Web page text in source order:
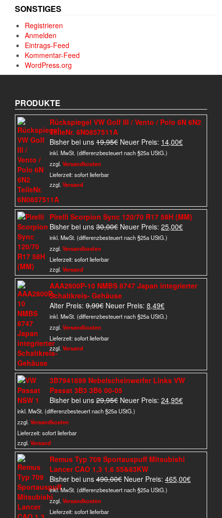
SONSTIGES
Registrieren
Anmelden
Eintrags-Feed
Kommentar-Feed
WordPress.org
PRODUKTE
Rückspiegel VW Golf III / Vento / Polo 6N 6N2
TeileNr. 6N0857511A
Bisher bei uns 19,95€ Ursprünglicher
Preis
Neuer Preis: 14,00€Aktueller
inkl. MwSt. (differenzbesteuert nach §25a UStG.)
zzgl. Versandkosten
Lieferzeit:sofort lieferbar
zzgl. Versand
Pirelli Scorpion Sync 120/70 R17 58H (MM)
Bisher bei uns 30,00€ Ursprünglicher
Preis
Neuer Preis: 25,00€Aktueller
inkl. MwSt. (differenzbesteuert nach §25a UStG.)
zzgl. Versandkosten
Lieferzeit:sofort lieferbar
zzgl. Versand
AAA2800P-10 NMBS 8747 Japan integrierter
Schaltkreis- Gehäuse
Alter Preis: 9,99€ Ursprünglicher
Preis
Neuer Preis: 8,49€Aktueller
Preis
inkl. MwSt. (differenzbesteuert nach §25a UStG.)
zzgl. Versandkosten
Lieferzeit:sofort lieferbar
zzgl. Versand
3B7941699 Nebelscheinwerfer Links VW
Passat 3B3 3B6 00-05
Bisher bei uns 29,95€ Ursprünglicher
Preis
Neuer Preis: 24,95€Aktueller
inkl. MwSt. (differenzbesteuert nach §25a UStG.)
zzgl. Versandkosten
Lieferzeit:sofort lieferbar
zzgl. Versand
Remus Typ 709 Sportauspuff Mitsubishi
Lancer CAO 1,3 1,6 55&83KW
Bisher bei uns 490,00€ Ursprünglicher
Preis
Neuer Preis: 465,00€Aktueller
inkl. MwSt. (differenzbesteuert nach §25a UStG.)
zzgl. Versandkosten
Lieferzeit:sofort lieferbar